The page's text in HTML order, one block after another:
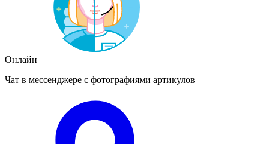
Онлайн
Чат в мессенджере с фотографиями артикулов